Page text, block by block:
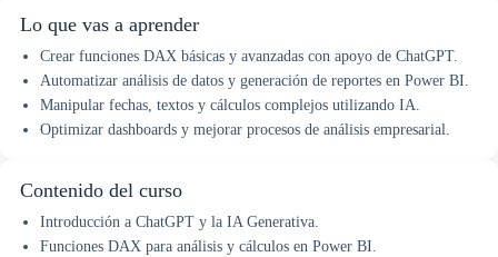
Lo que vas a aprender
Crear funciones DAX básicas y avanzadas con apoyo de ChatGPT.
Automatizar análisis de datos y generación de reportes en Power BI.
Manipular fechas, textos y cálculos complejos utilizando IA.
Optimizar dashboards y mejorar procesos de análisis empresarial.
Contenido del curso
Introducción a ChatGPT y la IA Generativa.
Funciones DAX para análisis y cálculos en Power BI.